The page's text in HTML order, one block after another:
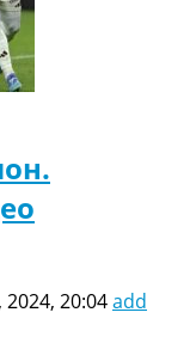
20:04add